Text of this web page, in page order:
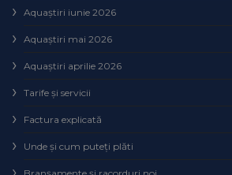
Aquaștiri iunie 2026
Aquaștiri mai 2026
Aquaștiri aprilie 2026
Tarife și servicii
Factura explicată
Unde și cum puteţi plăti
Branșamente și racorduri noi